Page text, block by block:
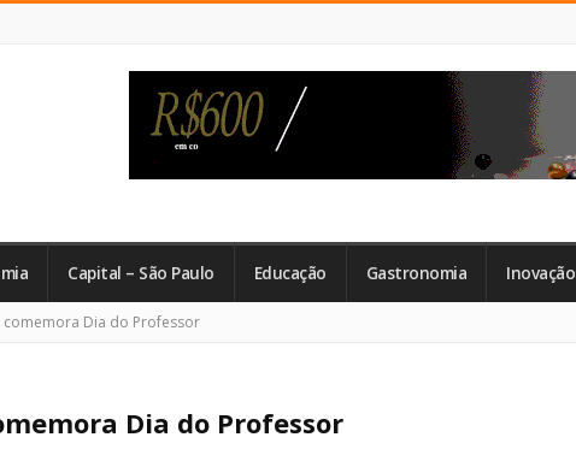
Capital – São Paulo Educação Gastronomia Inovação
comemora Dia do Professor
Dia do Professor